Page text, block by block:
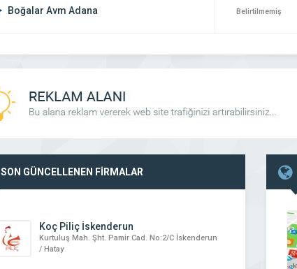
Boğalar Avm Adana Belirtilmemiş
SON GÜNCELLENEN FİRMALAR
Koç Piliç İskenderun
Kurtuluş Mah. Şht. Pamir Cad. No:2/C İskenderun
/ Hatay